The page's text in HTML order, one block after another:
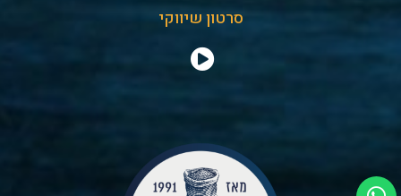
סרטון שיווקי